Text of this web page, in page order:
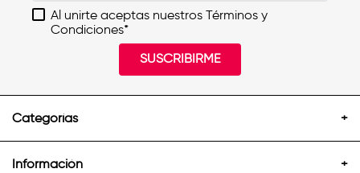
Al unirte aceptas nuestros Términos y
Condiciones*
SUSCRIBIRME
Categorías +
Información +